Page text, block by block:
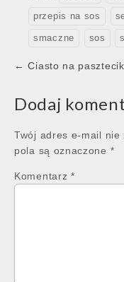
przepis na sos
smaczne sos
Post
← Ciasto na
Dodaj
Twój adres e-mail nie
pola są oznaczone *
Komentarz *